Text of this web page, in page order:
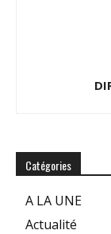
Catégories
A LA UNE
Actualité